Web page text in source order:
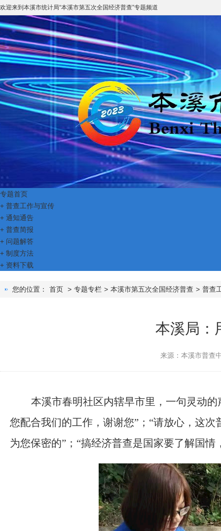
欢迎来到 本溪市统计局“本溪市第五次全国经济普查”专题频道
专题首页
+ 普查工作与宣传
+ 通知通告
+ 普查简报
+ 问题解答
+ 制度方法
+ 资料下载
您的位置： 首页 > 专题专栏 > 本溪市第五次全国经济普查 > 普查
本溪局：
来源：本溪市普查
本溪市春明社区内辖早市里，一句灵动的
您配合我们的工作，谢谢您”；“请放心，这
为您保密的”；“搞经济普查是国家要了解国情